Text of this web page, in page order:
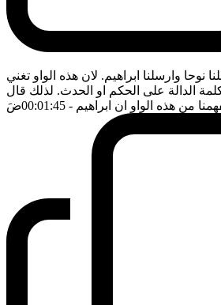
نوحا وارسلنا ابراهيم. لان هذه الواو تغني
الدالة على الحكم او الحدث. لذلك قال
من هذه الواو ان ابراهيم - 00:01:45 ضَ